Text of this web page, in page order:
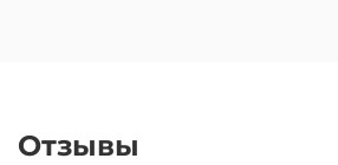
Отзывы